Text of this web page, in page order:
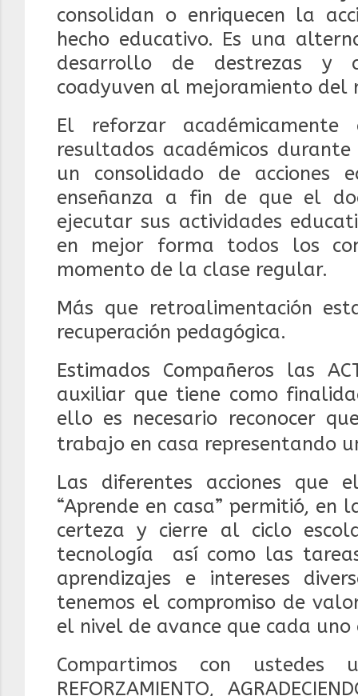
consolidan o enriquecen la
hecho educativo. Es una
desarrollo de destrezas y
coadyuven al mejoramiento del
El reforzar
resultados académicos
un consolidado de acciones
enseñanza a fin de que el
ejecutar sus actividades
en mejor forma todos los
momento de la clase regular.
Más que retroalimentación
recuperación pedagógica.
Estimados Compañeros las
auxiliar que tiene como
ello es necesario reconocer
trabajo en casa representando
Las diferentes acciones que
“Aprende en casa” permitió,
certeza y cierre al ciclo
tecnología
así como las
aprendizajes e intereses
tenemos el compromiso de
el nivel de avance que cada uno
Compartimos con ustedes
REFORZAMIENTO,